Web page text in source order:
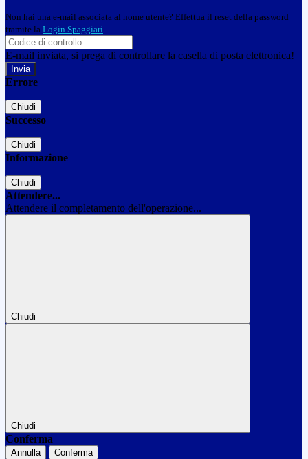
Non hai una e-mail associata al nome utente? Effettua il reset della password
tramite la Login Spaggiari
E-mail inviata, si prega di controllare la casella di posta elettronica!
Errore
Chiudi
Successo
Chiudi
Informazione
Chiudi
Attendere...
Attendere il completamento dell'operazione...
Chiudi
Chiudi
Conferma
Annulla Conferma